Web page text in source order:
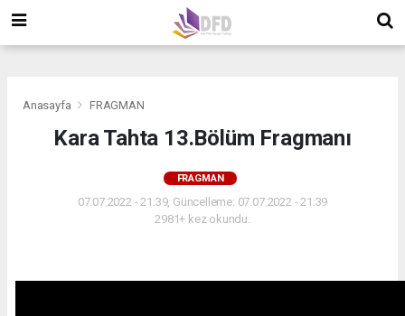
Anasayfa FRAGMAN
Kara Tahta 13.Bölüm Fragmanı
FRAGMAN
07.07.2022 - 21:39, Güncelleme: 07.07.2022 - 21:39
2981+ kez okundu.